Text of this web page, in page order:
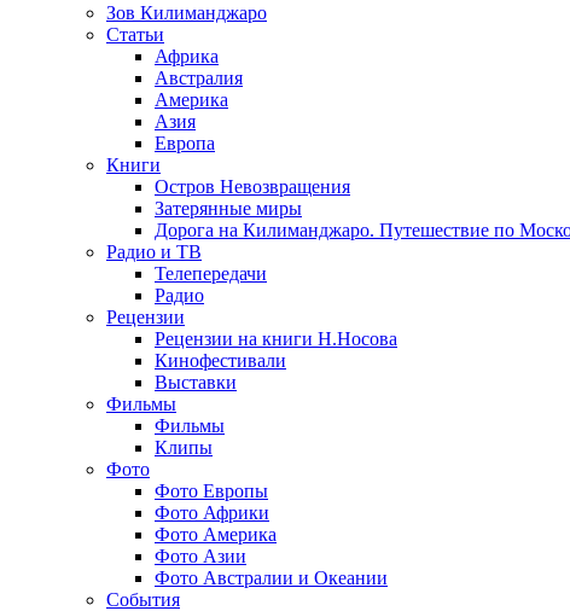
Зов Килиманджаро
Статьи
Африка
Австралия
Америка
Азия
Европа
Книги
Остров Невозвращения
Затерянные миры
Дорога на Килиманджаро. Путешествие по
Радио и ТВ
Телепередачи
Радио
Рецензии
Рецензии на книги Н.Носова
Кинофестивали
Выставки
Фильмы
Фильмы
Клипы
Фото
Фото Европы
Фото Африки
Фото Америка
Фото Азии
Фото Австралии и Океании
События